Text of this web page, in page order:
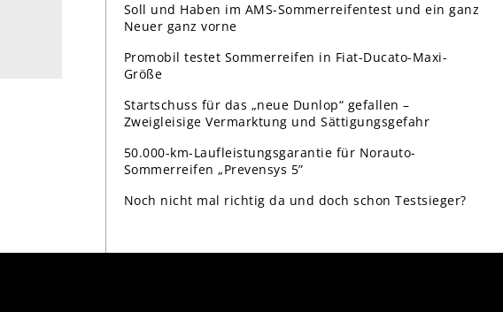
Soll und Haben im AMS-Sommerreifentest und ein ganz
Neuer ganz vorne
Promobil testet Sommerreifen in Fiat-Ducato-Maxi-
Größe
Startschuss für das „neue Dunlop“ gefallen –
Zweigleisige Vermarktung und Sättigungsgefahr
50.000-km-Laufleistungsgarantie für Norauto-
Sommerreifen „Prevensys 5”
Noch nicht mal richtig da und doch schon Testsieger?